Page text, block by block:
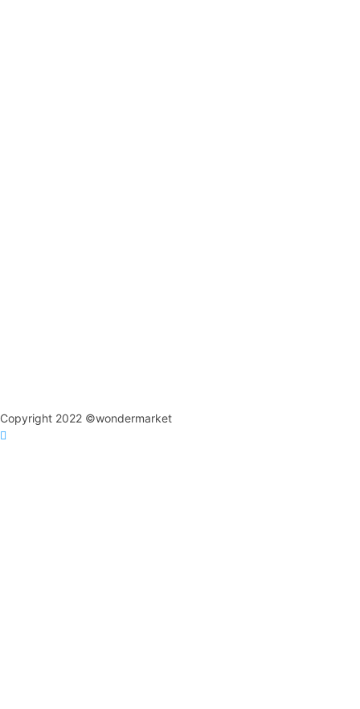
Copyright 2022 ©wondermarket